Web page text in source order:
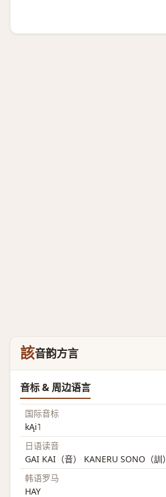
該音韵方言
音标 & 周边语言
国际音标
kĄi˥
日语读音
GAI KAI（音） KANERU SONO（訓）
韩语罗马
HAY